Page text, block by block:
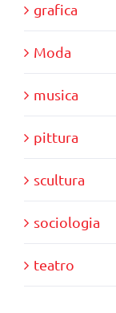
grafica
Moda
musica
pittura
scultura
sociologia
teatro